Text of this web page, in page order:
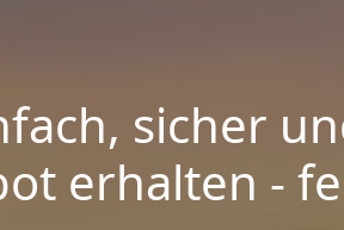
sicher
erhalten -